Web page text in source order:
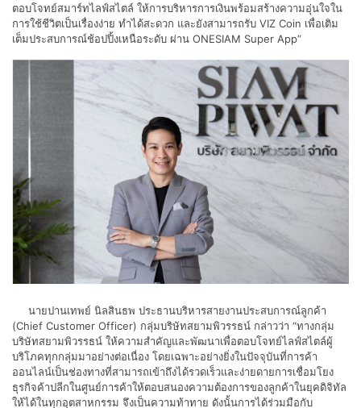
ตอบโจทย์สมาร์ทไลฟ์สไตล์ ให้การบริหารการเงินพร้อมสร้างความอุ่นใจใน
การใช้ชีวิตเป็นเรื่องง่าย ทำได้สะดวก และยังสามารถรับ VIZ Coin เพื่อเติม
เต็มประสบการณ์ช้อปปิ้งเหนือระดับ ผ่าน ONESIAM Super App”
นายปานเทพย์ นิลสินธพ ประธานบริหารสายงานประสบการณ์ลูกค้า
(Chief Customer Officer) กลุ่มบริษัทสยามพิวรรธน์ กล่าวว่า “ทางกลุ่ม
บริษัทสยามพิวรรธน์ ให้ความสำคัญและพัฒนาเพื่อตอบโจทย์ไลฟ์สไตล์ผู้
บริโภคทุกกลุ่มมาอย่างต่อเนื่อง โดยเฉพาะอย่างยิ่งในปัจจุบันที่การค้า
ออนไลน์เป็นช่องทางที่สามารถเข้าถึงได้รวดเร็วและง่ายดายการเชื่อมโยง
ธุรกิจค้าปลีกในศูนย์การค้าให้ตอบสนองความต้องการของลูกค้าในยุคดิจิทัล
ให้ได้ในทุกอุตสาหกรรม จึงเป็นความท้าทาย ดังนั้นการได้ร่วมมือกับ